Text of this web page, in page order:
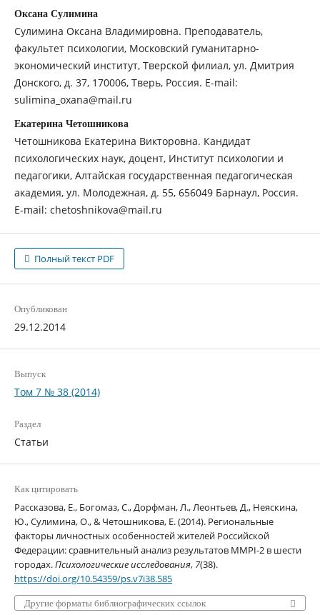
Оксана Сулимина
Сулимина Оксана Владимировна. Преподаватель,
факультет психологии, Московский гуманитарно-
экономический институт, Тверской филиал, ул. Дмитрия
Донского, д. 37, 170006, Тверь, Россия. E-mail:
sulimina_oxana@mail.ru
Екатерина Четошникова
Четошникова Екатерина Викторовна. Кандидат
психологических наук, доцент, Институт психологии и
педагогики, Алтайская государственная педагогическая
академия, ул. Молодежная, д. 55, 656049 Барнаул, Россия.
E-mail: chetoshnikova@mail.ru
Полный текст PDF
Опубликован
29.12.2014
Выпуск
Том 7 № 38 (2014)
Раздел
Статьи
Как цитировать
Рассказова, Е., Богомаз, С., Дорфман, Л., Леонтьев, Д., Неяскина,
Ю., Сулимина, О., & Четошникова, Е. (2014). Региональные
факторы личностных особенностей жителей Российской
Федерации: сравнительный анализ результатов MMPI-2 в шести
городах.Психологические исследования, 7(38).
https://doi.org/10.54359/ps.v7i38.585
Другие форматы библиографических ссылок